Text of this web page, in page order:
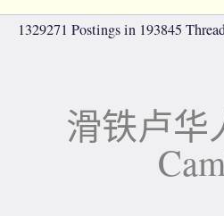
1329271 Postings in 193845
滑铁卢华